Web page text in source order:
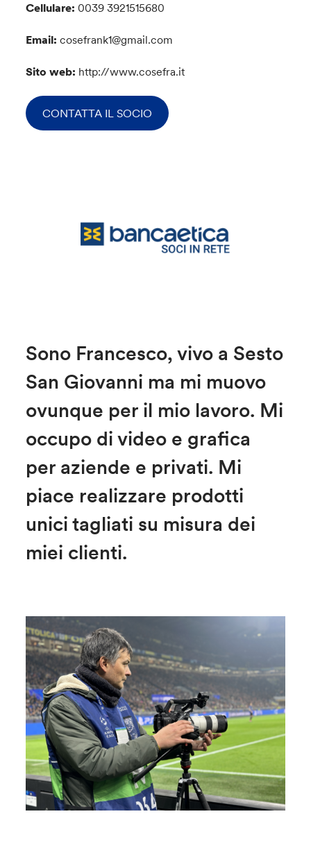
Cellulare: 0039 3921515680
Email: cosefrank1@gmail.com
Sito web: http://www.cosefra.it
CONTATTA IL SOCIO
Sono Francesco, vivo a Sesto
San Giovanni ma mi muovo
ovunque per il mio lavoro. Mi
occupo di video e grafica
per aziende e privati. Mi
piace realizzare prodotti
unici tagliati su misura dei
miei clienti.